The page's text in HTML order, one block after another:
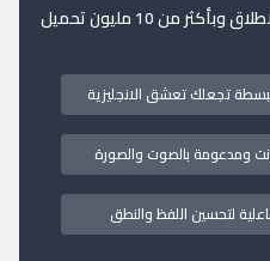
من 10 مليون تحميل
تجعلك تعشق الانجليزية
ومدعومة بالصوت والصورة